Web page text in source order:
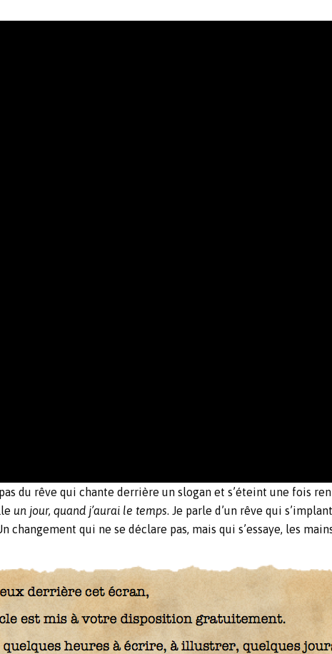
du rêve qui chante derrière un slogan et s’éteint une fois
un jour, quand j’aurai le temps. Je parle d’un rêve qui
changement qui ne se déclare pas, mais qui s’essaye, les